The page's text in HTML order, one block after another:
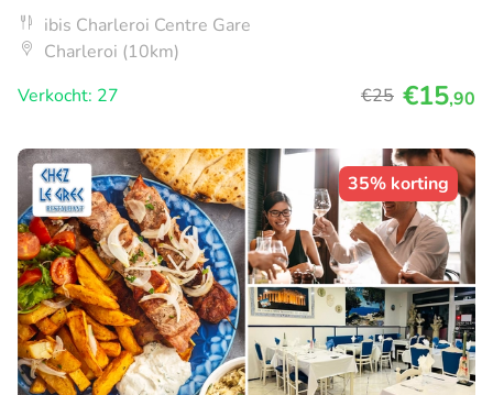
ibis Charleroi Centre Gare
Charleroi (10km)
Verkocht: 27
€25 €15,90
35% korting